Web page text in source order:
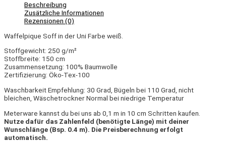
Beschreibung
Zusätzliche Informationen
Rezensionen (0)
Waffelpique Soff in der Uni Farbe weiß.
Stoffgewicht: 250 g/m²
Stoffbreite: 150 cm
Zusammensetzung: 100% Baumwolle
Zertifizierung: Öko-Tex-100
Waschbarkeit Empfehlung: 30 Grad, Bügeln bei 110 Grad, nicht
bleichen, Wäschetrockner Normal bei niedrige Temperatur
Meterware kannst du bei uns ab 0,1 m in 10 cm Schritten kaufen.
Nutze dafür das Zahlenfeld (benötigte Länge) mit deiner
Wunschlänge (Bsp. 0.4 m). Die Preisberechnung erfolgt
automatisch.